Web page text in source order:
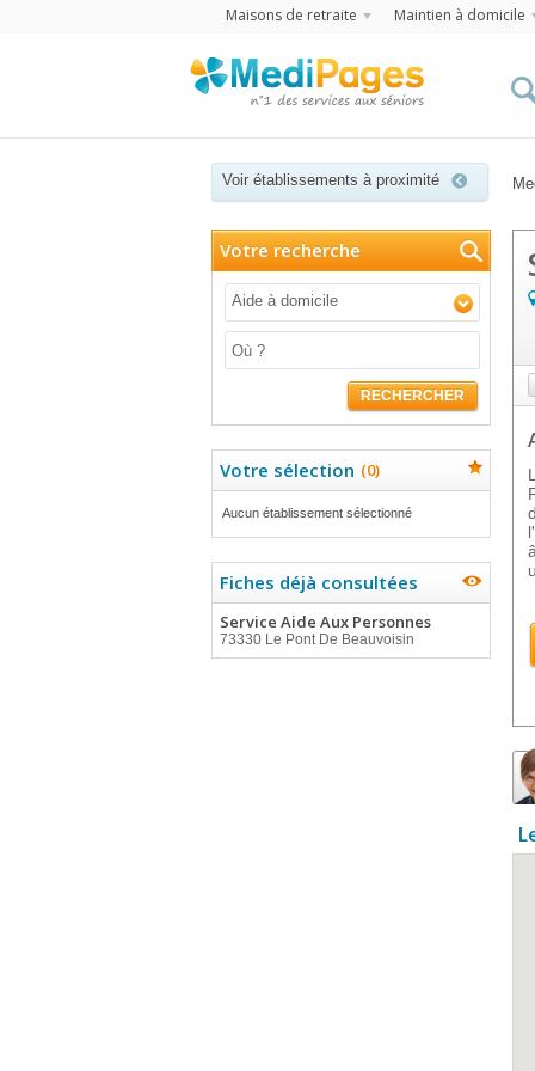
Maisons de retraite Maintien à domicile
Voir établissements à proximité
Votre recherche
Aide à domicile
RECHERCHER
Votre sélection (0)
Aucun établissement sélectionné
Fiches déjà consultées
Service Aide Aux Personnes
73330 Le Pont De Beauvoisin